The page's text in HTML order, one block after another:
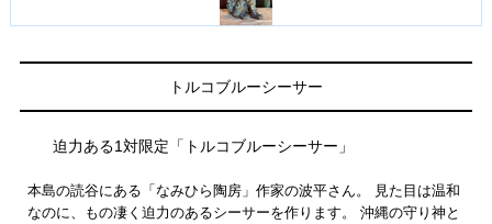
トルコブルーシーサー
迫力ある1対限定「トルコブルーシーサー」
本島の読谷にある「なみひら陶房」作家の波平さん。 見た目は温和
なのに、もの凄く迫力のあるシーサーを作ります。 沖縄の守り神と